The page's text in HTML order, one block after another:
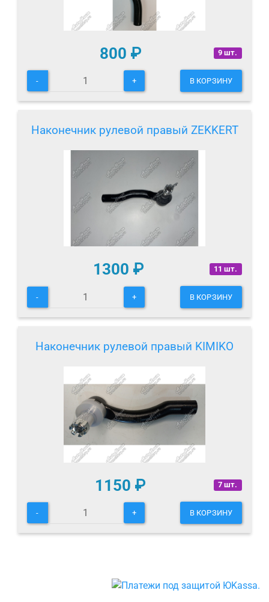
9 шт.
800 ₽
- + В КОРЗИНУ
Наконечник рулевой правый ZEKKERT
11 шт.
1300 ₽
- + В КОРЗИНУ
Наконечник рулевой правый KIMIKO
7 шт.
1150 ₽
- + В КОРЗИНУ